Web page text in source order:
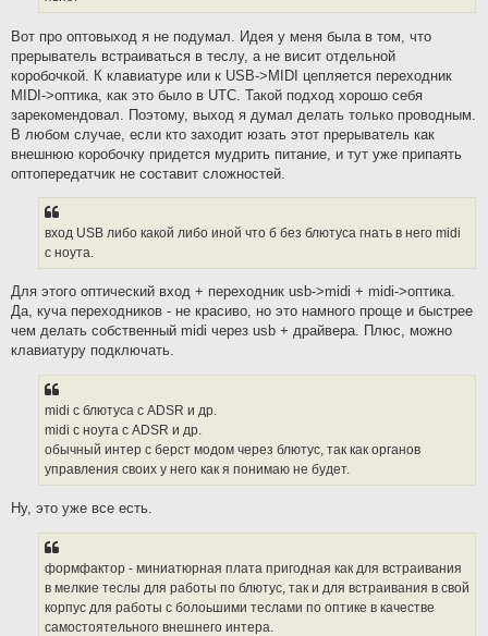
Вот про оптовыход я не подумал. Идея у меня была в том, что
прерыватель встраиваться в теслу, а не висит отдельной
коробочкой. К клавиатуре или к USB->MIDI цепляется переходник
MIDI->оптика, как это было в UTC. Такой подход хорошо себя
зарекомендовал. Поэтому, выход я думал делать только проводным.
В любом случае, если кто заходит юзать этот прерыватель как
внешнюю коробочку придется мудрить питание, и тут уже припаять
оптопередатчик не составит сложностей.
вход USB либо какой либо иной что б без блютуса гнать в него midi
с ноута.
Для этого оптический вход + переходник usb->midi + midi->оптика.
Да, куча переходников - не красиво, но это намного проще и быстрее
чем делать собственный midi через usb + драйвера. Плюс, можно
клавиатуру подключать.
midi с блютуса с ADSR и др.
midi с ноута с ADSR и др.
обычный интер с берст модом через блютус, так как органов
управления своих у него как я понимаю не будет.
Ну, это уже все есть.
формфактор - миниатюрная плата пригодная как для встраивания
в мелкие теслы для работы по блютус, так и для встраивания в свой
корпус для работы с болоьшими теслами по оптике в качестве
самостоятельного внешнего интера.